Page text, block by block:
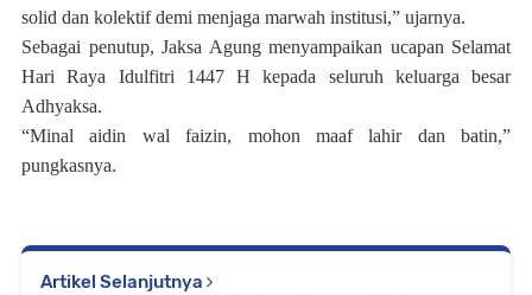
solid dan kolektif demi menjaga marwah institusi,” ujarnya.
Sebagai penutup, Jaksa Agung menyampaikan ucapan Selamat
Hari Raya Idulfitri 1447 H kepada seluruh keluarga besar
Adhyaksa.
“Minal aidin wal faizin, mohon maaf lahir dan batin,”
pungkasnya.
Artikel Selanjutnya